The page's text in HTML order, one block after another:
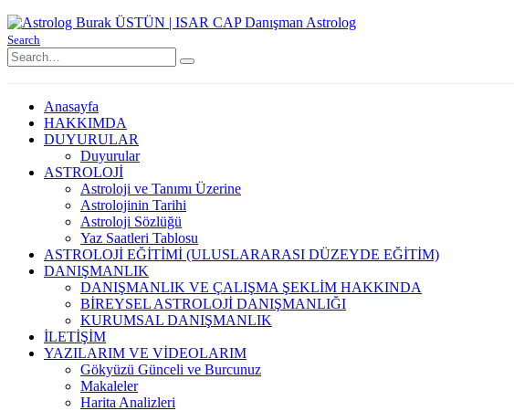
Search
Anasayfa
HAKKIMDA
DUYURULAR
Duyurular
ASTROLOJİ
Astroloji ve Tanımı Üzerine
Astrolojinin Tarihi
Astroloji Sözlüğü
Yaz Saatleri Tablosu
ASTROLOJİ EĞİTİMİ (ULUSLARARASI DÜZEYDE EĞİTİM)
DANIŞMANLIK
DANIŞMANLIK VE ÇALIŞMA ŞEKLİM HAKKINDA
BİREYSEL ASTROLOJİ DANIŞMANLIĞI
KURUMSAL DANIŞMANLIK
İLETİŞİM
YAZILARIM VE VİDEOLARIM
Gökyüzü Günceli ve Burcunuz
Makaleler
Harita Analizleri